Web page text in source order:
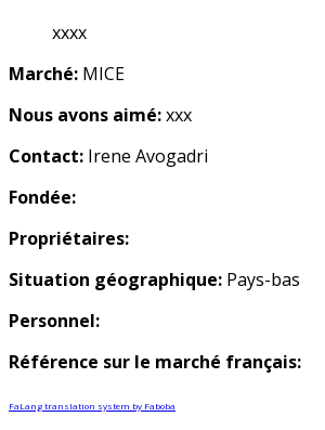
xxxx
Marché: MICE
Nous avons aimé:xxx
Contact: Irene Avogadri
Fondée:
Propriétaires:
Situation géographique: Pays-bas
Personnel:
Référence sur le marché français:
FaLang translation system by Faboba